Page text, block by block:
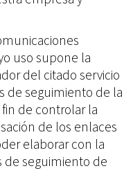
uso supone la
del citado servicio
de seguimiento de la
de controlar la
de los enlaces
elaborar con la
seguimiento de